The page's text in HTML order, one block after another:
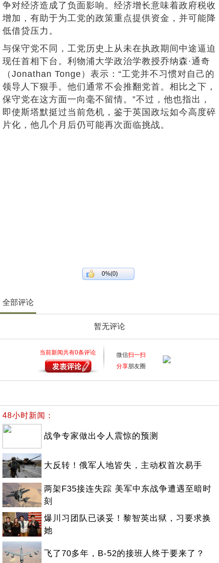
争对经济造成了负面影响。经济增长意味着政府税收
增加，有助于为工党的政策重点提供资金，并可能降
低借贷压力。
与保守党不同，工党历史上从未在执政期间中途逼迫
现任首相下台。利物浦大学政治学教授乔纳森·通奇
（Jonathan Tonge）表示：“工党并不习惯对自己的
领导人下狠手。他们通常不会推翻党首。相比之下，
保守党在这方面一向毫不留情。”不过，他也指出，
即使斯塔默挺过当前危机，鉴于英国政坛如今高度碎
片化，他几个月后仍可能再次面临挑战。
0%(0)
全部评论
暂无评论
当前新闻共有0条评论 微信扫一扫
分享朋友圈
48小时新闻：
战争专家做出令人震惊的预测
大反转！俄军人地皆失，主动权首次易手
两架F35接连失踪 美军中东战争遭遇至暗时
刻
爆川习团队已谈妥！黎智英出狱，习要求换
她
飞了70多年，B-52的接班人终于要来了？